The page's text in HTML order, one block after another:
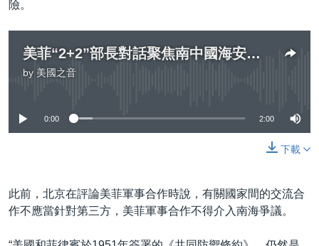
建國史話
廣播節目表
險。
美菲“2+2”部長對話聚焦南中國海安全 敲定未來十年美對菲安全援助藍圖
by 美國之音
0:00 2:00
下載
此前，北京在評論美菲軍事合作時說，有關國家間的交流合
作不應當針對第三方，美菲軍事合作不得介入南海爭議。